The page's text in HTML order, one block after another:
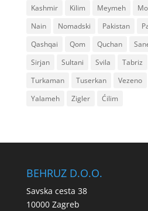
Kashmir
Kilim Meymeh
Nain
Nomadski Pakistan
Qashqai
Qom Quchan
Sirjan
Sultani Svila Tabriz
Turkaman
Tuserkan Vezeno
Yalameh
Zigler Ćilim
BEHRUZ D.O.O.
Savska cesta 38
10000 Zagreb